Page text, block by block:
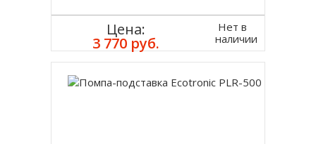
Цена:
3 770 руб.
Нет в
наличии